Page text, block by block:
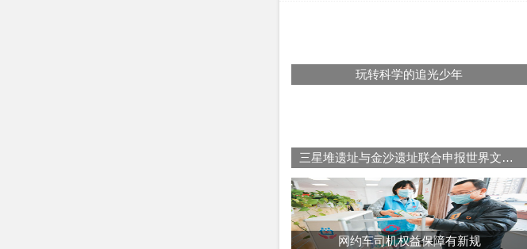
玩转科学的追光少年
三星堆遗址与金沙遗址联合申报世界文化遗产
网约车司机权益保障有新规